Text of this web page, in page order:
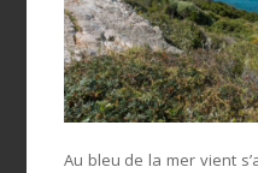
Au bleu de la mer vient